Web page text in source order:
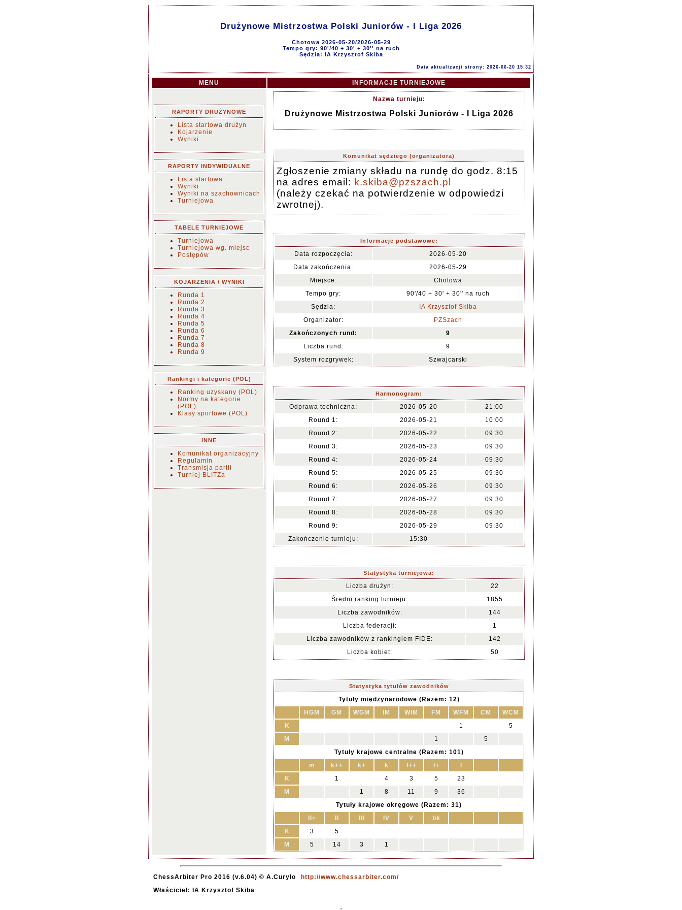
Drużynowe Mistrzostwa Polski Juniorów - I Liga 2026
Chotowa 2026-05-20/2026-05-29
Tempo gry: 90'/40 + 30' + 30'' na ruch
Sędzia: IA Krzysztof Skiba
Data aktualizacji strony: 2026-06-20 15:32
MENU INFORMACJE TURNIEJOWE
RAPORTY DRUŻYNOWE
Lista startowa drużyn
Kojarzenie
Wyniki
RAPORTY INDYWIDUALNE
Lista startowa
Wyniki
Wyniki na szachownicach
Turniejowa
TABELE TURNIEJOWE
Turniejowa
Turniejowa wg. miejsc
Postępów
KOJARZENIA / WYNIKI
Runda 1
Runda 2
Runda 3
Runda 4
Runda 5
Runda 6
Runda 7
Runda 8
Runda 9
Rankingi i kategorie (POL)
Ranking uzyskany (POL)
Normy na kategorie
(POL)
Klasy sportowe (POL)
INNE
Komunikat organizacyjny
Regulamin
Transmisja partii
Turniej BLITZa
Nazwa turnieju:
Drużynowe Mistrzostwa Polski Juniorów - I Liga 2026
Komunikat sędziego (organizatora)
Zgłoszenie zmiany składu na rundę do godz. 8:15
na adres email: k.skiba@pzszach.pl
(należy czekać na potwierdzenie w odpowiedzi
zwrotnej).
Informacje podstawowe:
Data rozpoczęcia:
2026-05-20
Data zakończenia:
2026-05-29
Miejsce:
Chotowa
Tempo gry:
90'/40 + 30' + 30'' na ruch
Sędzia:
IA Krzysztof Skiba
Organizator:
PZSzach
Zakończonych rund:
9
Liczba rund:
9
System rozgrywek:
Szwajcarski
Harmonogram:
Odprawa techniczna: 2026-05-20
21:00
Round 1:
2026-05-21
10:00
Round 2:
2026-05-22
09:30
Round 3:
2026-05-23
09:30
Round 4:
2026-05-24
09:30
Round 5:
2026-05-25
09:30
Round 6:
2026-05-26
09:30
Round 7:
2026-05-27
09:30
Round 8:
2026-05-28
09:30
Round 9:
2026-05-29
09:30
Zakończenie turnieju:
15:30
Statystyka turniejowa:
Liczba drużyn:
22
Średni ranking turnieju:
1855
Liczba zawodników:
144
Liczba federacji:
1
Liczba zawodników z rankingiem FIDE:
142
Liczba kobiet:
50
Statystyka tytułów zawodników
Tytuły międzynarodowe (Razem: 12)
HGM
GM WGM IM WIM FM WFM CM
WCM
K
1
5
M
1
5
Tytuły krajowe centralne (Razem: 101)
m
k++ k+ k I++ I+
K
1 4 3 5
23
M
1 8 11 9
36
Tytuły krajowe okręgowe (Razem: 31)
II+
IV V
bk
K
3
5
M
5 14 3 1
ChessArbiter Pro 2016 (v.6.04) © A.Curyło
http://www.chessarbiter.com/
Właściciel: IA Krzysztof Skiba